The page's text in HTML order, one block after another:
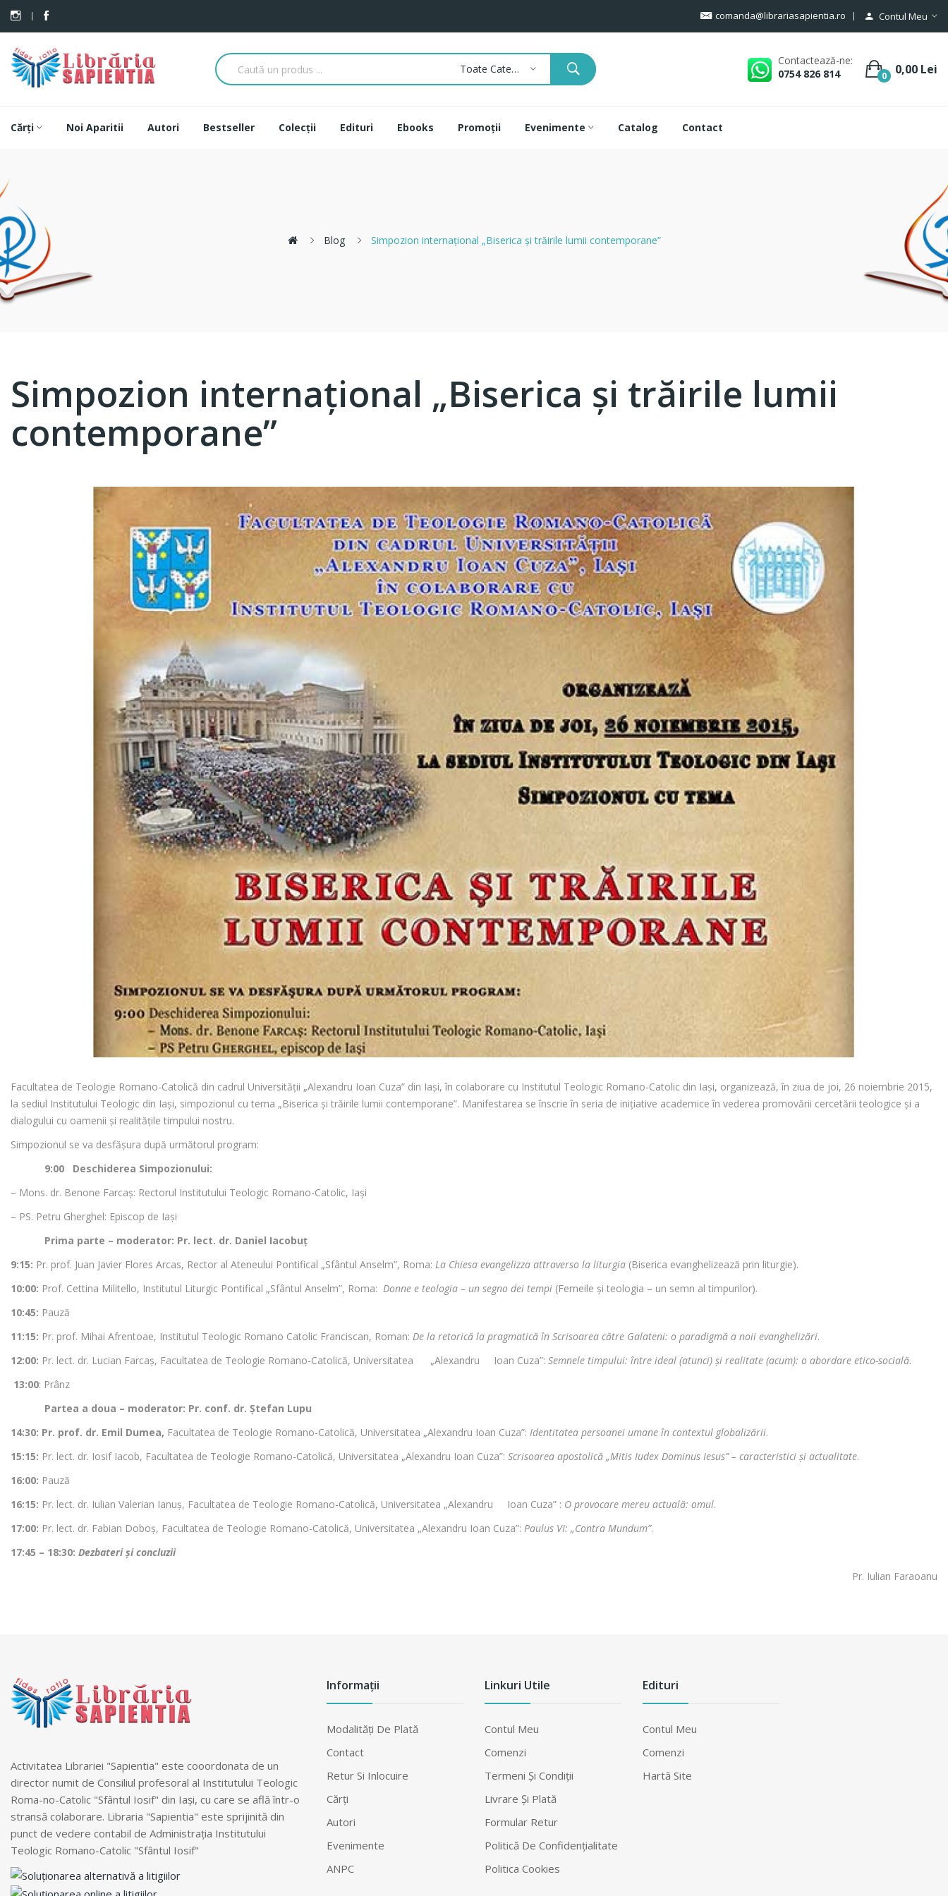
comanda@librariasapientia.ro Contul Meu
Contactează-ne:
0754 826 814
0 0,00 Lei
Toate Categoriile
Cărți Noi Aparitii Autori Bestseller Colecții Edituri Ebooks Promoții Evenimente Catalog Contact
Blog Simpozion internaţional „Biserica și trăirile lumii contemporane”
Simpozion internaţional „Biserica și trăirile lumii
contemporane”
Facultatea de Teologie Romano-Catolică din cadrul Universității „Alexandru Ioan Cuza” din Iași, în colaborare cu Institutul Teologic Romano-Catolic din Iaşi, organizează, în ziua de joi, 26 noiembrie 2015,
la sediul Institutului Teologic din Iaşi, simpozionul cu tema „Biserica și trăirile lumii contemporane”. Manifestarea se înscrie în seria de inițiative academice în vederea promovării cercetării teologice și a
dialogului cu oamenii și realitățile timpului nostru.
Simpozionul se va desfăşura după următorul program:
9:00 Deschiderea Simpozionului:
– Mons. dr. Benone Farcaș: Rectorul Institutului Teologic Romano-Catolic, Iaşi
– PS. Petru Gherghel: Episcop de Iași
Prima parte – moderator: Pr. lect. dr. Daniel Iacobuț
9:15: Pr. prof. Juan Javier Flores Arcas, Rector al Ateneului Pontifical „Sfântul Anselm”, Roma: La Chiesa evangelizza attraverso la liturgia (Biserica evanghelizează prin liturgie).
10:00: Prof. Cettina Militello, Institutul Liturgic Pontifical „Sfântul Anselm”, Roma: Donne e teologia – un segno dei tempi (Femeile și teologia – un semn al timpurilor).
10:45: Pauză
11:15: Pr. prof. Mihai Afrentoae, Institutul Teologic Romano Catolic Franciscan, Roman: De la retorică la pragmatică în Scrisoarea către Galateni: o paradigmă a noii evanghelizări.
12:00: Pr. lect. dr. Lucian Farcaș, Facultatea de Teologie Romano-Catolică, Universitatea „Alexandru Ioan Cuza”: Semnele timpului: între ideal (atunci) și realitate (acum): o abordare etico-socială.
13:00: Prânz
Partea a doua – moderator: Pr. conf. dr. Ștefan Lupu
14:30: Pr. prof. dr. Emil Dumea, Facultatea de Teologie Romano-Catolică, Universitatea „Alexandru Ioan Cuza”: Identitatea persoanei umane în contextul globalizării.
15:15: Pr. lect. dr. Iosif Iacob, Facultatea de Teologie Romano-Catolică, Universitatea „Alexandru Ioan Cuza”: Scrisoarea apostolică „Mitis Iudex Dominus Iesus” – caracteristici și actualitate.
16:00: Pauză
16:15: Pr. lect. dr. Iulian Valerian Ianuș, Facultatea de Teologie Romano-Catolică, Universitatea „Alexandru Ioan Cuza” : O provocare mereu actuală: omul.
17:00: Pr. lect. dr. Fabian Doboș, Facultatea de Teologie Romano-Catolică, Universitatea „Alexandru Ioan Cuza”: Paulus VI: „Contra Mundum”.
17:45 – 18:30: Dezbateri și concluzii
Pr. Iulian Faraoanu
Activitatea Librariei "Sapientia" este cooordonata de un
director numit de Consiliul profesoral al Institutului Teologic
Roma-no-Catolic "Sfântul Iosif" din Iași, cu care se află într-o
stransă colaborare. Libraria "Sapientia" este sprijinită din
punct de vedere contabil de Administrația Institutului
Teologic Romano-Catolic "Sfântul Iosif"
Informații
Modalităţi De Plată
Contact
Retur Si Inlocuire
Cărți
Autori
Evenimente
ANPC
Linkuri Utile
Contul Meu
Comenzi
Termeni Şi Condiţii
Livrare Şi Plată
Formular Retur
Politică De Confidențialitate
Politica Cookies
Edituri
Contul Meu
Comenzi
Hartă Site